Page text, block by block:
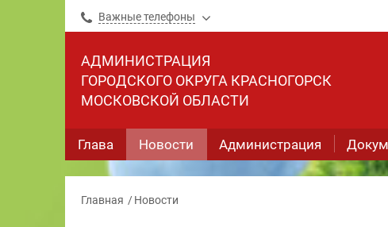
Важные телефоны
АДМИНИСТРАЦИЯ
ГОРОДСКОГО ОКРУГА КРАСНОГОРСК
МОСКОВСКОЙ ОБЛАСТИ
Глава Новости Администрация
Главная Новости